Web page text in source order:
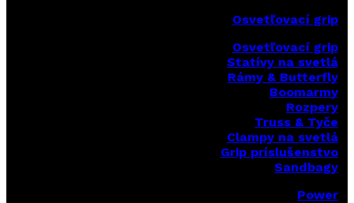
Osvetľovací grip
Osvetľovací grip
Statívy na svetlá
Rámy & Butterfly
Boomarmy
Rozpery
Truss & Tyče
Clampy na svetlá
Grip príslušenstvo
Sandbagy
Power